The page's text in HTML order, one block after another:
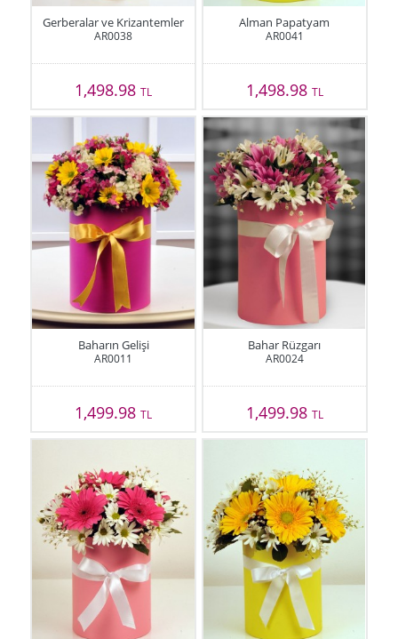
Gerberalar ve Krizantemler
AR0038
1,498.98TL
Alman Papatyam
AR0041
1,498.98 TL
Baharın Gelişi
AR0011
1,499.98TL
Bahar Rüzgarı
AR0024
1,499.98 TL